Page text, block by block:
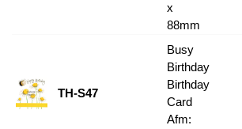
x
88mm
TH-S47
Busy
Birthday
Birthday
Card
Afm: